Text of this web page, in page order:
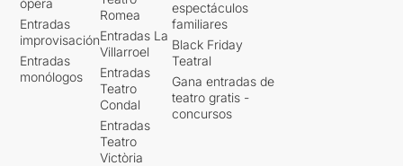
Entradas
improvisación
Entradas
monólogos
Romea
Entradas La
Villarroel
Entradas
Teatro
Condal
Entradas
Teatro
Victòria
espectáculos
familiares
Black Friday
Teatral
Gana entradas de
teatro gratis -
concursos